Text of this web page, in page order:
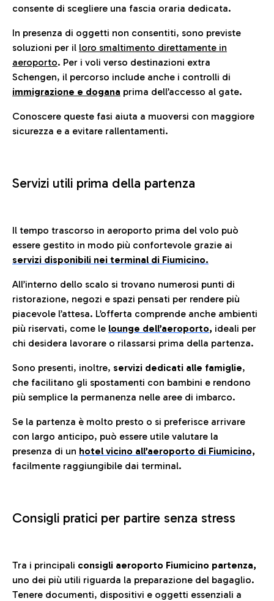
consente di scegliere una fascia oraria dedicata.
In presenza di oggetti non consentiti, sono previste
soluzioni per il loro smaltimento direttamente in
aeroporto. Per i voli verso destinazioni extra
Schengen, il percorso include anche i controlli di
immigrazione e dogana prima dell’accesso al gate.
Conoscere queste fasi aiuta a muoversi con maggiore
sicurezza e a evitare rallentamenti.
Servizi utili prima della partenza
Il tempo trascorso in aeroporto prima del volo può
essere gestito in modo più confortevole grazie ai
servizi disponibili nei terminal di Fiumicino.
All’interno dello scalo si trovano numerosi punti di
ristorazione, negozi e spazi pensati per rendere più
piacevole l’attesa. L’offerta comprende anche ambienti
più riservati, come le lounge dell’aeroporto, ideali per
chi desidera lavorare o rilassarsi prima della partenza.
Sono presenti, inoltre, servizi dedicati alle famiglie,
che facilitano gli spostamenti con bambini e rendono
più semplice la permanenza nelle aree di imbarco.
Se la partenza è molto presto o si preferisce arrivare
con largo anticipo, può essere utile valutare la
presenza di un hotel vicino all’aeroporto di Fiumicino,
facilmente raggiungibile dai terminal.
Consigli pratici per partire senza stress
Tra i principali consigli aeroporto Fiumicino partenza,
uno dei più utili riguarda la preparazione del bagaglio.
Tenere documenti, dispositivi e oggetti essenziali a